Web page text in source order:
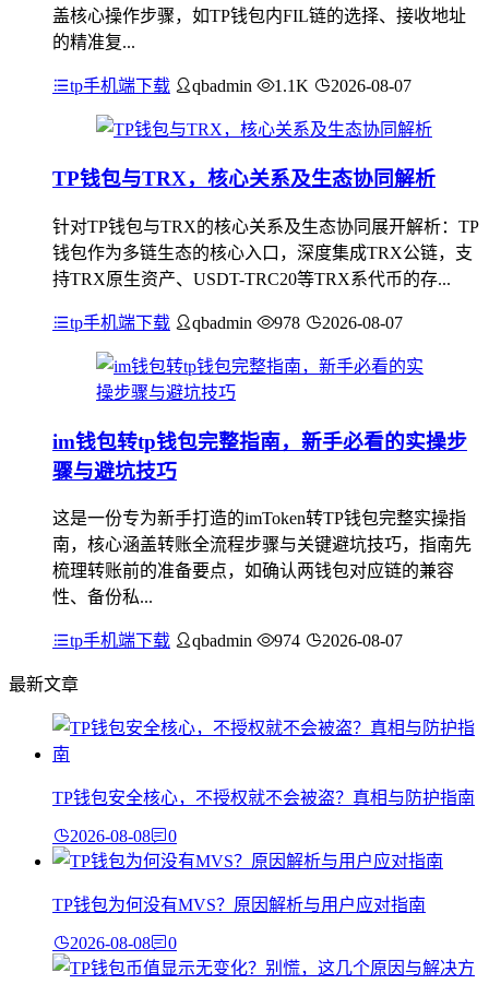
盖核心操作步骤，如TP钱包内FIL链的选择、接收地址
的精准复...
tp手机端下载 qbadmin 1.1K 2026-08-07
TP钱包与TRX，核心关系及生态协同解析
针对TP钱包与TRX的核心关系及生态协同展开解析：TP
钱包作为多链生态的核心入口，深度集成TRX公链，支
持TRX原生资产、USDT-TRC20等TRX系代币的存...
tp手机端下载 qbadmin 978 2026-08-07
im钱包转tp钱包完整指南，新手必看的实操步
骤与避坑技巧
这是一份专为新手打造的imToken转TP钱包完整实操指
南，核心涵盖转账全流程步骤与关键避坑技巧，指南先
梳理转账前的准备要点，如确认两钱包对应链的兼容
性、备份私...
tp手机端下载 qbadmin 974 2026-08-07
最新文章
TP钱包安全核心，不授权就不会被盗？真相与防护指南
2026-08-08 0
TP钱包为何没有MVS？原因解析与用户应对指南
2026-08-08 0